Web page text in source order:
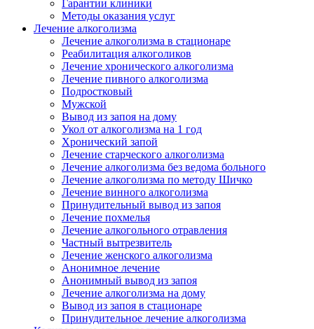
Гарантии клиники
Методы оказания услуг
Лечение алкоголизма
Лечение алкоголизма в стационаре
Реабилитация алкоголиков
Лечение хронического алкоголизма
Лечение пивного алкоголизма
Подростковый
Мужской
Вывод из запоя на дому
Укол от алкоголизма на 1 год
Хронический запой
Лечение старческого алкоголизма
Лечение алкоголизма без ведома больного
Лечение алкоголизма по методу Шичко
Лечение винного алкоголизма
Принудительный вывод из запоя
Лечение похмелья
Лечение алкогольного отравления
Частный вытрезвитель
Лечение женского алкоголизма
Анонимное лечение
Анонимный вывод из запоя
Лечение алкоголизма на дому
Вывод из запоя в стационаре
Принудительное лечение алкоголизма